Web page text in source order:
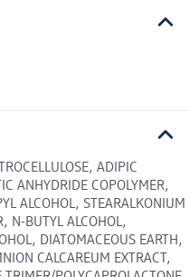
ADIPIC
ANHYDRIDE COPOLYMER,
ALCOHOL, STEARALKONIUM
N-BUTYL ALCOHOL,
DIATOMACEOUS EARTH,
CALCAREUM EXTRACT,